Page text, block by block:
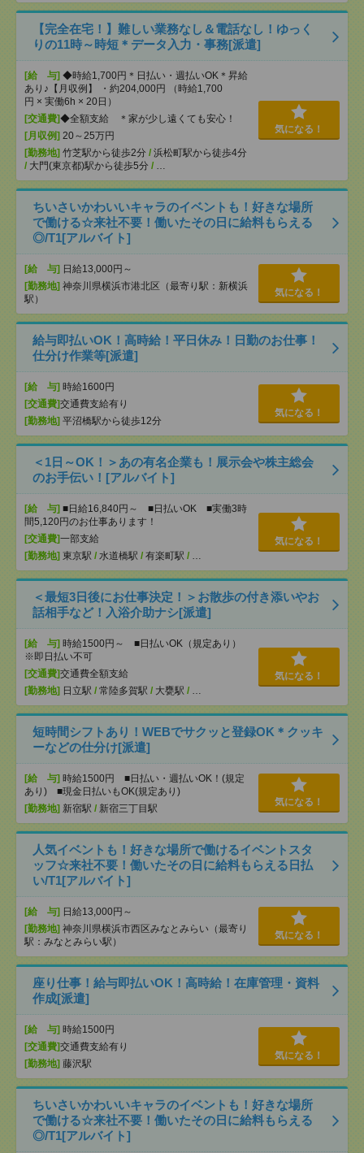
【完全在宅！】難しい業務なし＆電話なし！ゆっく
りの11時～時短＊データ入力・事務[派遣]
[給 与] ◆時給1,700円＊日払い・週払いOK＊昇給
あり♪【月収例】 ・約204,000円 （時給1,700
円 × 実働6h × 20日）
[交通費]◆全額支給 ＊家が少し遠くても安心！
[月収例] 20～25万円
[勤務地] 竹芝駅から徒歩2分 / 浜松町駅から徒歩4分
/ 大門(東京都)駅から徒歩5分 / …
気になる！
ちいさいかわいいキャラのイベントも！好きな場所
で働ける☆来社不要！働いたその日に給料もらえる
◎/T1[アルバイト]
[給 与] 日給13,000円～
[勤務地] 神奈川県横浜市港北区（最寄り駅：新横浜
駅）
気になる！
給与即払いOK！高時給！平日休み！日勤のお仕事！
仕分け作業等[派遣]
[給 与] 時給1600円
[交通費]交通費支給有り
[勤務地] 平沼橋駅から徒歩12分
気になる！
＜1日～OK！＞あの有名企業も！展示会や株主総会
のお手伝い！[アルバイト]
[給 与] ■日給16,840円～ ■日払いOK ■実働3時
間5,120円のお仕事あります！
[交通費]一部支給
[勤務地] 東京駅 / 水道橋駅 / 有楽町駅 / …
気になる！
＜最短3日後にお仕事決定！＞お散歩の付き添いやお
話相手など！入浴介助ナシ[派遣]
[給 与] 時給1500円～ ■日払いOK（規定あり）
※即日払い不可
[交通費]交通費全額支給
[勤務地] 日立駅 / 常陸多賀駅 / 大甕駅 / …
気になる！
短時間シフトあり！WEBでサクッと登録OK＊クッキ
ーなどの仕分け[派遣]
[給 与] 時給1500円 ■日払い・週払いOK！(規定
あり) ■現金日払いもOK(規定あり)
[勤務地] 新宿駅 / 新宿三丁目駅
気になる！
人気イベントも！好きな場所で働けるイベントスタ
ッフ☆来社不要！働いたその日に給料もらえる日払
い/T1[アルバイト]
[給 与] 日給13,000円～
[勤務地] 神奈川県横浜市西区みなとみらい（最寄り
駅：みなとみらい駅）
気になる！
座り仕事！給与即払いOK！高時給！在庫管理・資料
作成[派遣]
[給 与] 時給1500円
[交通費]交通費支給有り
[勤務地] 藤沢駅
気になる！
ちいさいかわいいキャラのイベントも！好きな場所
で働ける☆来社不要！働いたその日に給料もらえる
◎/T1[アルバイト]